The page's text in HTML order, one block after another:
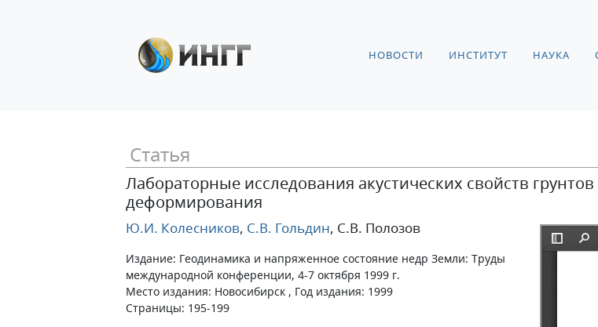
НОВОСТИ ИНСТИТУТ НАУКА
Статья
Лабораторные исследования акустических свойств
деформирования
Ю.И. Колесников, С.В. Гольдин, С.В. Полозов
Издание: Геодинамика и напряженное состояние недр Земли: Труды
международной конференции, 4-7 октября 1999 г.
Место издания: Новосибирск , Год издания: 1999
Страницы: 195-199